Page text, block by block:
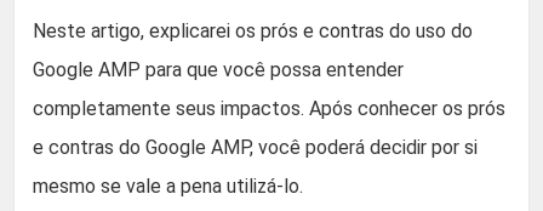
Neste artigo, explicarei os prós e contras do uso do
Google AMP para que você possa entender
completamente seus impactos. Após conhecer os prós
e contras do Google AMP, você poderá decidir por si
mesmo se vale a pena utilizá-lo.